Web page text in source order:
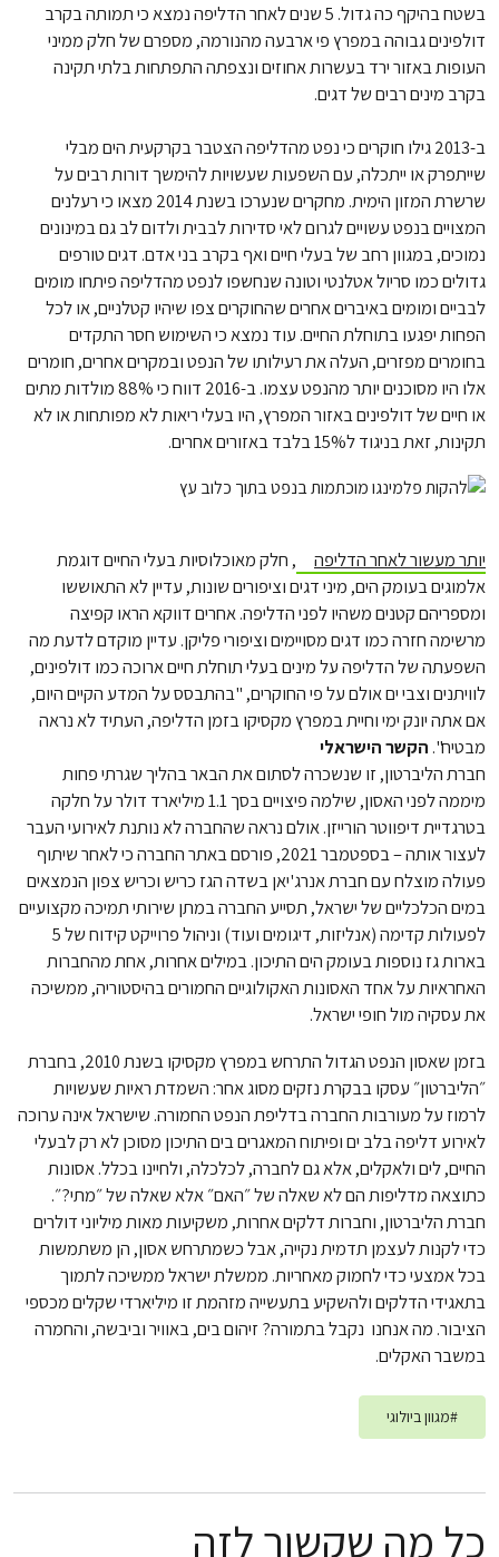
בשטח בהיקף כה גדול. 5 שנים לאחר הדליפה נמצא כי תמותה בקרב
דולפינים גבוהה במפרץ פי ארבעה מהנורמה, מספרם של חלק ממיני
העופות באזור ירד בעשרות אחוזים ונצפתה התפתחות בלתי תקינה
בקרב מינים רבים של דגים.
ב-2013 גילו חוקרים כי נפט מהדליפה הצטבר בקרקעית הים מבלי
שייתפרק או ייתכלה, עם השפעות שעשויות להימשך דורות רבים על
שרשרת המזון הימית. מחקרים שנערכו בשנת 2014 מצאו כי רעלנים
המצויים בנפט עשויים לגרום לאי סדירות לבבית ולדום לב גם במינונים
נמוכים, במגוון רחב של בעלי חיים ואף בקרב בני אדם. דגים טורפים
גדולים כמו סריול אטלנטי וטונה שנחשפו לנפט מהדליפה פיתחו מומים
לבביים ומומים באיברים אחרים שהחוקרים צפו שיהיו קטלניים, או לכל
הפחות יפגעו בתוחלת החיים. עוד נמצא כי השימוש חסר התקדים
בחומרים מפזרים, העלה את רעילותו של הנפט ובמקרים אחרים, חומרים
אלו היו מסוכנים יותר מהנפט עצמו. ב-2016 דווח כי 88% מולדות מתים
או חיים של דולפינים באזור המפרץ, היו בעלי ריאות לא מפותחות או לא
תקינות, זאת בניגוד ל15% בלבד באזורים אחרים.
יותר מעשור לאחר הדליפה
, חלק מאוכלוסיות בעלי החיים דוגמת
אלמוגים בעומק הים, מיני דגים וציפורים שונות, עדיין לא התאוששו
ומספריהם קטנים משהיו לפני הדליפה. אחרים דווקא הראו קפיצה
מרשימה חזרה כמו דגים מסויימים וציפורי פליקן. עדיין מוקדם לדעת מה
השפעתה של הדליפה על מינים בעלי תוחלת חיים ארוכה כמו דולפינים,
לוויתנים וצבי ים אולם על פי החוקרים, "בהתבסס על המדע הקיים היום,
אם אתה יונק ימי וחיית במפרץ מקסיקו בזמן הדליפה, העתיד לא נראה
מבטיח". הקשר הישראלי
חברת הליברטון, זו שנשכרה לסתום את הבאר בהליך שגרתי פחות
מיממה לפני האסון, שילמה פיצויים בסך 1.1 מיליארד דולר על חלקה
בטרגדיית דיפווטר הורייזן. אולם נראה שהחברה לא נותנת לאירועי העבר
לעצור אותה – בספטמבר 2021, פורסם באתר החברה כי לאחר שיתוף
פעולה מוצלח עם חברת אנרג'יאן בשדה הגז כריש וכריש צפון הנמצאים
במים הכלכליים של ישראל, תסייע החברה במתן שירותי תמיכה מקצועיים
לפעולות קדימה (אנליזות, דיגומים ועוד) וניהול פרוייקט קידוח של 5
בארות גז נוספות בעומק הים התיכון. במילים אחרות, אחת מהחברות
האחראיות על אחד האסונות האקולוגיים החמורים בהיסטוריה, ממשיכה
את עסקיה מול חופי ישראל.
בזמן שאסון הנפט הגדול התרחש במפרץ מקסיקו בשנת 2010, בחברת
״הליברטון״ עסקו בבקרת נזקים מסוג אחר: השמדת ראיות שעשויות
לרמוז על מעורבות החברה בדליפת הנפט החמורה. שישראל אינה ערוכה
לאירוע דליפה בלב ים ופיתוח המאגרים בים התיכון מסוכן לא רק לבעלי
החיים, לים ולאקלים, אלא גם לחברה, לכלכלה, ולחיינו בכלל. אסונות
כתוצאה מדליפות הם לא שאלה של ״האם״ אלא שאלה של ״מתי?״.
חברת הליברטון, וחברות דלקים אחרות, משקיעות מאות מיליוני דולרים
כדי לקנות לעצמן תדמית נקייה, אבל כשמתרחש אסון, הן משתמשות
בכל אמצעי כדי לחמוק מאחריות. ממשלת ישראל ממשיכה לתמוך
בתאגידי הדלקים ולהשקיע בתעשייה מזהמת זו מיליארדי שקלים מכספי
הציבור. מה אנחנו נקבל בתמורה? זיהום בים, באוויר וביבשה, והחמרה
במשבר האקלים.
#מגוון ביולוגי
כל מה שקשור לזה